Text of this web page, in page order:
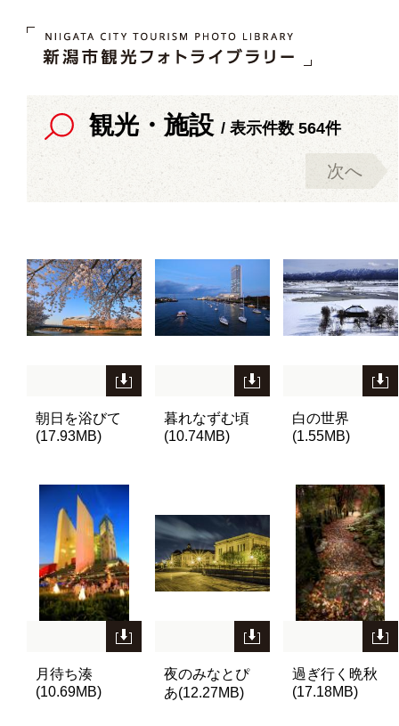
観光・施設 / 表示件数 564件
次へ
朝日を浴びて
(17.93MB)
暮れなずむ頃
(10.74MB)
白の世界
(1.55MB)
月待ち湊
(10.69MB)
夜のみなとぴ
あ(12.27MB)
過ぎ行く晩秋
(17.18MB)